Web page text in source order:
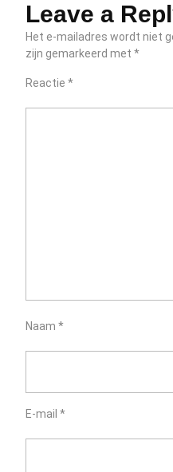
Leave a
Het e-mailadres wordt niet
zijn gemarkeerd met *
Reactie *
Naam *
E-mail *